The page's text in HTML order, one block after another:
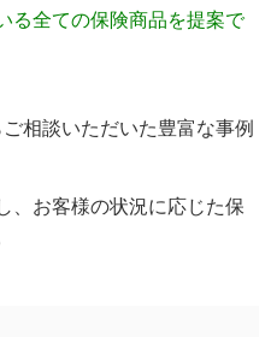
る全ての保険商品を提案で
相談いただいた豊富な事例
、お客様の状況に応じた保